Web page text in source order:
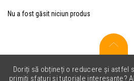
Nu a fost găsit niciun produs
Doriți să obțineți o reducere și astfel
primiți sfaturi și tutoriale interesante?